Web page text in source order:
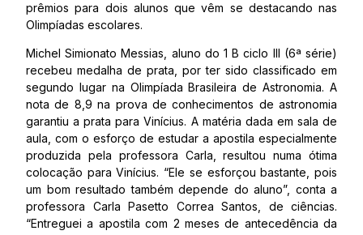
prêmios para dois alunos que vêm se destacando nas
Olimpíadas escolares.
Michel Simionato Messias, aluno do 1 B ciclo III (6ª série)
recebeu medalha de prata, por ter sido classificado em
segundo lugar na Olimpíada Brasileira de Astronomia. A
nota de 8,9 na prova de conhecimentos de astronomia
garantiu a prata para Vinícius. A matéria dada em sala de
aula, com o esforço de estudar a apostila especialmente
produzida pela professora Carla, resultou numa ótima
colocação para Vinícius. “Ele se esforçou bastante, pois
um bom resultado também depende do aluno”, conta a
professora Carla Pasetto Correa Santos, de ciências.
“Entreguei a apostila com 2 meses de antecedência da